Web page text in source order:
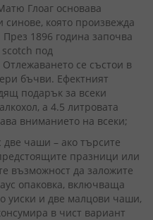
Глоаг основава
която произвежда
1896 година започва
под
се състои в
бъчви. Ефектният
подарък за всеки
а 4.5 литровата
вниманието на всеки;
чаши – ако търсите
празници или
възможност да заложите
опаковка, включваща
уиски и две малцови чаши,
в чист вариант